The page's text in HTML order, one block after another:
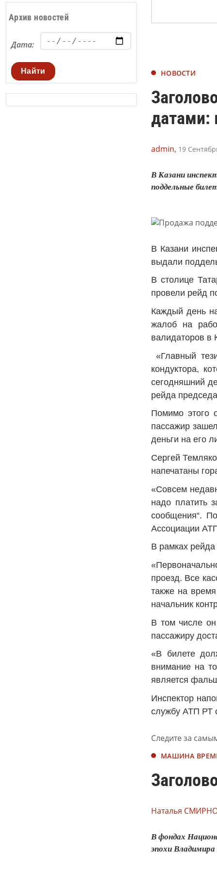
Архив новостей
Дата:
Найти НОВОСТИ
датами:
admin, 19
В Казани
поддельные
В Казани
выдали
В столице
провели рейд
Каждый день
жалоб на
валидаторов в
«Главный
кондуктора,
сегодняшний
рейда
Помимо этого
пассажир
деньги на его
Сергей
напечатаны
«Совсем
надо платить
сообщения“.
Ассоциации
В рамках рейда
проезд. Все
также на
начальник
В том числе
пассажиру
«В билете
внимание на
является
Инспектор
службу АТП РТ
Следите за
МАШИНА
Наталья
В фондах
эпохи